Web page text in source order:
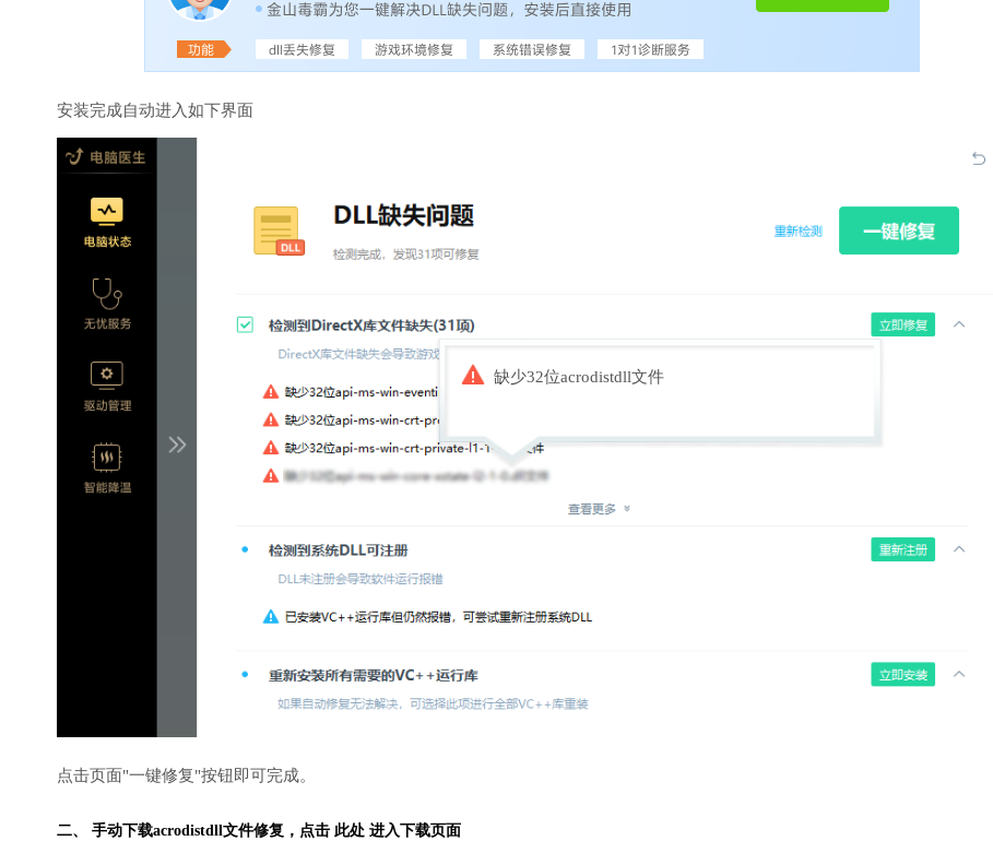
安装完成自动进入如下界面
缺少32位acrodistdll文件
点击页面"一键修复"按钮即可完成。
二、 手动下载acrodistdll文件修复， 点击 此处 进入下载页面